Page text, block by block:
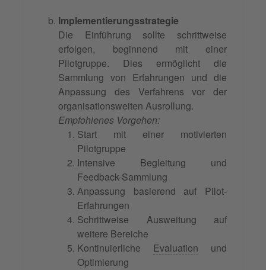
Implementierungsstrategie
Die Einführung sollte schrittweise
erfolgen, beginnend mit einer
Pilotgruppe. Dies ermöglicht die
Sammlung von Erfahrungen und die
Anpassung des Verfahrens vor der
organisationsweiten Ausrollung.
Empfohlenes Vorgehen:
Start mit einer motivierten
Pilotgruppe
Intensive Begleitung und
Feedback-Sammlung
Anpassung basierend auf Pilot-
Erfahrungen
Schrittweise Ausweitung auf
weitere Bereiche
Kontinuierliche Evaluation und
Optimierung